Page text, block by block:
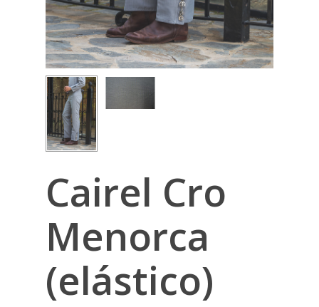
Cairel Cro
Menorca
(elástico)